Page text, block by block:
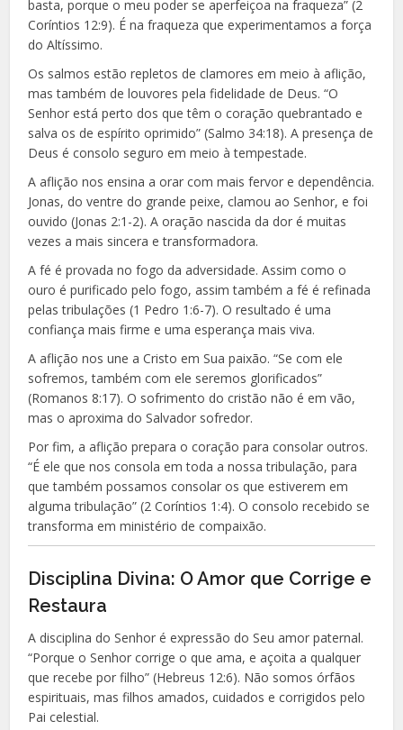
basta, porque o meu poder se aperfeiçoa na fraqueza” (2
Coríntios 12:9). É na fraqueza que experimentamos a força
do Altíssimo.
Os salmos estão repletos de clamores em meio à aflição,
mas também de louvores pela fidelidade de Deus. “O
Senhor está perto dos que têm o coração quebrantado e
salva os de espírito oprimido” (Salmo 34:18). A presença de
Deus é consolo seguro em meio à tempestade.
A aflição nos ensina a orar com mais fervor e dependência.
Jonas, do ventre do grande peixe, clamou ao Senhor, e foi
ouvido (Jonas 2:1-2). A oração nascida da dor é muitas
vezes a mais sincera e transformadora.
A fé é provada no fogo da adversidade. Assim como o
ouro é purificado pelo fogo, assim também a fé é refinada
pelas tribulações (1 Pedro 1:6-7). O resultado é uma
confiança mais firme e uma esperança mais viva.
A aflição nos une a Cristo em Sua paixão. “Se com ele
sofremos, também com ele seremos glorificados”
(Romanos 8:17). O sofrimento do cristão não é em vão,
mas o aproxima do Salvador sofredor.
Por fim, a aflição prepara o coração para consolar outros.
“É ele que nos consola em toda a nossa tribulação, para
que também possamos consolar os que estiverem em
alguma tribulação” (2 Coríntios 1:4). O consolo recebido se
transforma em ministério de compaixão.
Disciplina Divina: O Amor que Corrige e
Restaura
A disciplina do Senhor é expressão do Seu amor paternal.
“Porque o Senhor corrige o que ama, e açoita a qualquer
que recebe por filho” (Hebreus 12:6). Não somos órfãos
espirituais, mas filhos amados, cuidados e corrigidos pelo
Pai celestial.